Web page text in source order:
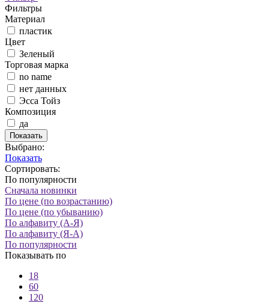
Фильтры
Материал
пластик
Цвет
Зеленый
Торговая марка
no name
нет данных
Эсса Тойз
Композиция
да
Показать
Выбрано:
Показать
Сортировать:
По популярности
Сначала новинки
По цене (по возрастанию)
По цене (по убыванию)
По алфавиту (А-Я)
По алфавиту (Я-А)
По популярности
Показывать по
18
60
120